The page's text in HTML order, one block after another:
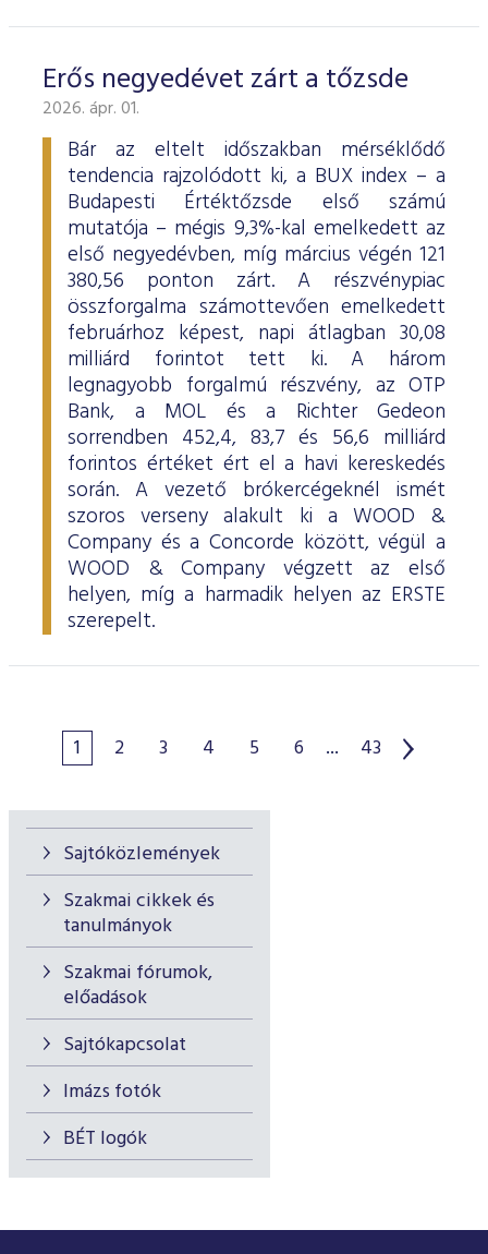
Sajtóközlemények
Szakmai cikkek és
tanulmányok
Szakmai fórumok,
előadások
Sajtókapcsolat
Imázs fotók
BÉT logók
Erős negyedévet zárt a tőzsde
2026. ápr. 01.
Bár az eltelt időszakban mérséklődő
tendencia rajzolódott ki, a BUX index – a
Budapesti Értéktőzsde első számú
mutatója – mégis 9,3%-kal emelkedett az
első negyedévben, míg március végén 121
380,56 ponton zárt. A részvénypiac
összforgalma számottevően emelkedett
februárhoz képest, napi átlagban 30,08
milliárd forintot tett ki. A három
legnagyobb forgalmú részvény, az OTP
Bank, a MOL és a Richter Gedeon
sorrendben 452,4, 83,7 és 56,6 milliárd
forintos értéket ért el a havi kereskedés
során. A vezető brókercégeknél ismét
szoros verseny alakult ki a WOOD &
Company és a Concorde között, végül a
WOOD & Company végzett az első
helyen, míg a harmadik helyen az ERSTE
szerepelt.
1 2 3 4 5 6 ... 43